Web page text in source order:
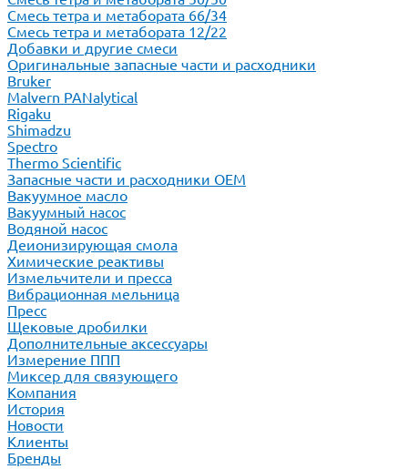
Смесь тетра и метабората 66/34
Смесь тетра и метабората 12/22
Добавки и другие смеси
Оригинальные запасные части и расходники
Bruker
Malvern PANalytical
Rigaku
Shimadzu
Spectro
Thermo Scientific
Запасные части и расходники ОЕМ
Вакуумное масло
Вакуумный насос
Водяной насос
Деионизирующая смола
Химические реактивы
Измельчители и пресса
Вибрационная мельница
Пресс
Щековые дробилки
Дополнительные аксессуары
Измерение ППП
Миксер для связующего
Компания
История
Новости
Клиенты
Бренды